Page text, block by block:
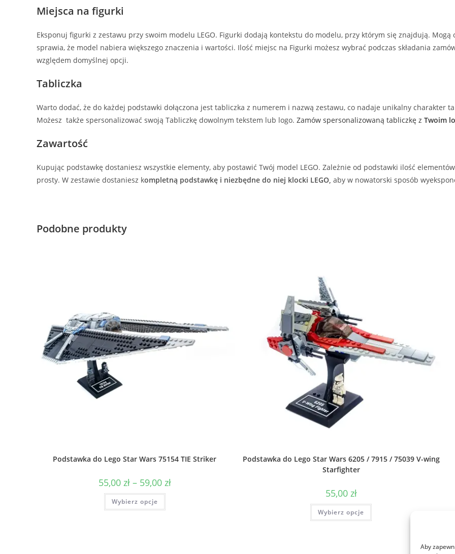
Aby
Miejsca na figurki
Eksponuj figurki z zestawu przy swoim modelu LEGO. Figurki dodają kontekstu do modelu, przy którym się znajdują.
sprawia, że model nabiera większego znaczenia i wartości. Ilość miejsc na Figurki możesz wybrać podczas składania
względem domyślnej opcji.
Tabliczka
Warto dodać, że do każdej podstawki dołączona jest tabliczka z numerem i nazwą zestawu, co nadaje unikalny charakter
Możesz także spersonalizować swoją Tabliczkę dowolnym tekstem lub logo. Zamów spersonalizowaną tabliczkę z Twoim
Zawartość
Kupując podstawkę dostaniesz wszystkie elementy, aby postawić Twój model LEGO. Zależnie od podstawki ilość
prosty. W zestawie dostaniesz kompletną podstawkę i niezbędne do niej klocki LEGO, aby w nowatorski sposób
Podobne produkty
Podstawka do Lego Star Wars 75154 TIE Striker
55,00 zł – 59,00 złZakres
Wybierz opcje
Ten
ma
Podstawka do Lego Star Wars 6205 / 7915 / 75039 V-wing
Starfighter
55,00 zł
Wybierz opcje
Ten
ma